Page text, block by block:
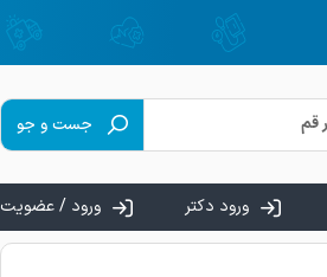
جست و جو
ورود دکتر ورود / عضویت